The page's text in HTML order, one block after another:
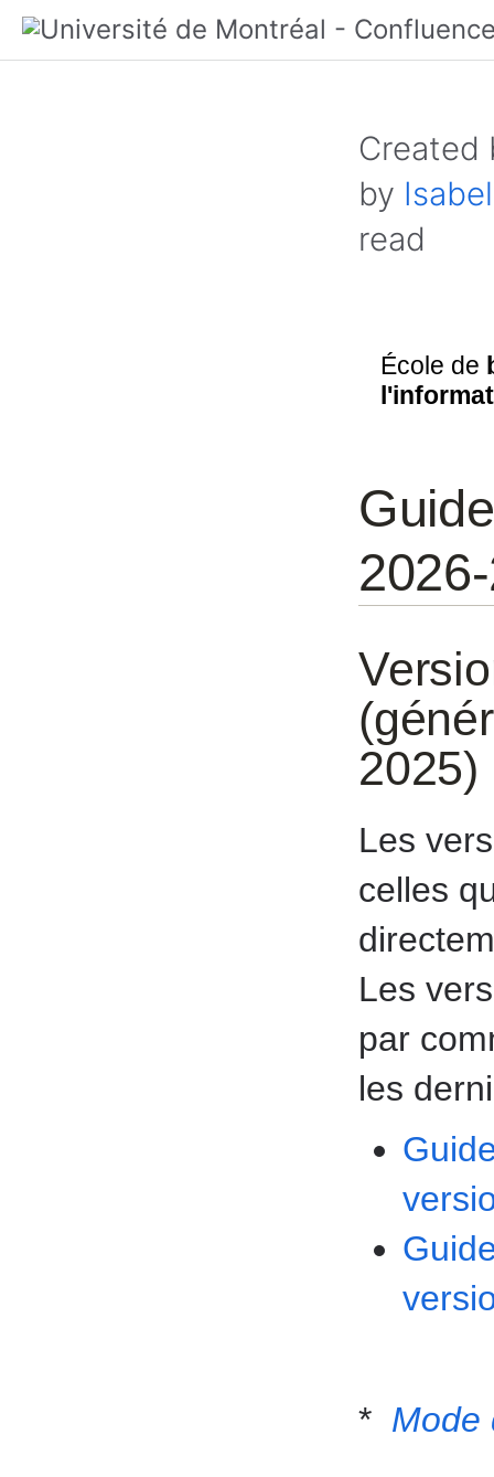
by
read
École de
2025)
Les
celles
Les
par
les
* Mode